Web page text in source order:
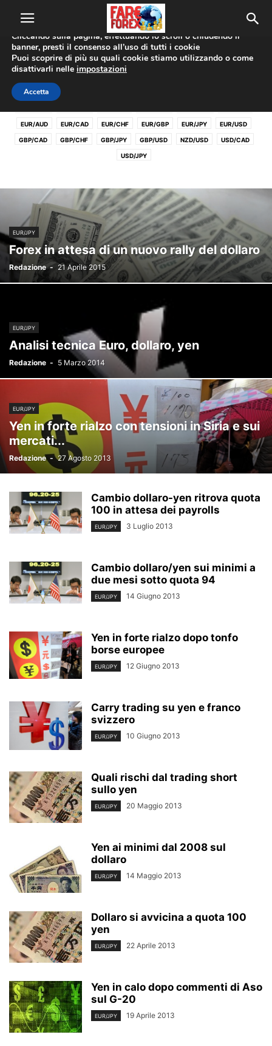
Home Coppie Valute EUR/JPY
EUR/AUD EUR/CAD EUR/CHF EUR/GBP EUR/JPY EUR/USD
GBP/CAD GBP/CHF GBP/JPY GBP/USD NZD/USD USD/CAD
USD/JPY
EUR/JPY
Forex in attesa di un nuovo rally del dollaro
Redazione - 21 Aprile 2015
EUR/JPY
Analisi tecnica Euro, dollaro, yen
Redazione - 5 Marzo 2014
EUR/JPY
Yen in forte rialzo con tensioni in Siria e sui
mercati...
Redazione - 27 Agosto 2013
Cambio dollaro-yen ritrova quota
100 in attesa dei payrolls
EUR/JPY 3 Luglio 2013
Cambio dollaro/yen sui minimi a
due mesi sotto quota 94
EUR/JPY 14 Giugno 2013
Yen in forte rialzo dopo tonfo
borse europee
EUR/JPY 12 Giugno 2013
Carry trading su yen e franco
svizzero
EUR/JPY 10 Giugno 2013
Quali rischi dal trading short
sullo yen
EUR/JPY 20 Maggio 2013
Yen ai minimi dal 2008 sul
dollaro
EUR/JPY 14 Maggio 2013
Dollaro si avvicina a quota 100
yen
EUR/JPY 22 Aprile 2013
Yen in calo dopo commenti di Aso
sul G-20
EUR/JPY 19 Aprile 2013
Utilizziamo i cookie per offrirti la migliore esperienza sul nostro
sito web.
Cliccando sulla pagina, effettuando lo scroll o chiudendo il
banner, presti il consenso all’uso di tutti i cookie
Puoi scoprire di più su quali cookie stiamo utilizzando o come
disattivarli nelle impostazioni
Accetta